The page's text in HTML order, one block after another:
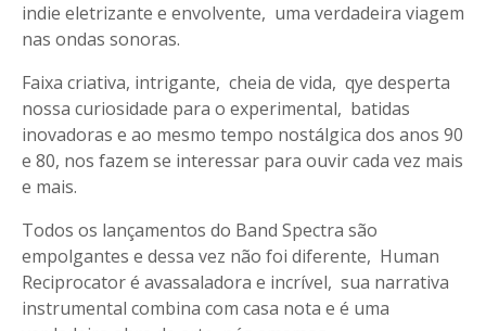
indie eletrizante e envolvente, uma verdadeira viagem
nas ondas sonoras.
Faixa criativa, intrigante, cheia de vida, qye desperta
nossa curiosidade para o experimental, batidas
inovadoras e ao mesmo tempo nostálgica dos anos 90
e 80, nos fazem se interessar para ouvir cada vez mais
e mais.
Todos os lançamentos do Band Spectra são
empolgantes e dessa vez não foi diferente, Human
Reciprocator é avassaladora e incrível, sua narrativa
instrumental combina com casa nota e é uma